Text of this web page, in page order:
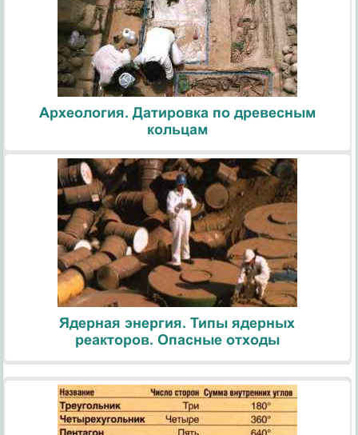
Археология. Датировка по древесным
кольцам
Ядерная энергия. Типы ядерных
реакторов. Опасные отходы